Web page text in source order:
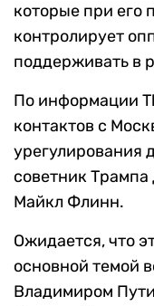
которые при его
контролирует
поддерживать в
По информации
контактов с
урегулирования
советник
Майкл Флинн.
Ожидается, что
основной темой
Владимиром